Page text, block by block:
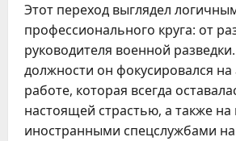
Этот переход выглядел
профессионального круга: от
руководителя военной
должности он фокусировался на
работе, которая всегда
настоящей страстью, а также
иностранными спецслужбами